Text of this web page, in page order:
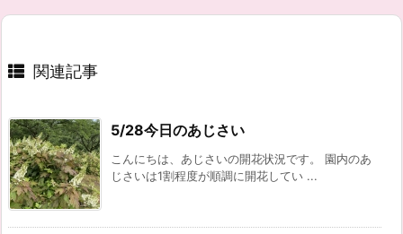
関連記事
5/28今日のあじさい
こんにちは、あじさいの開花状況です。 園内のあ
じさいは1割程度が順調に開花してい ...